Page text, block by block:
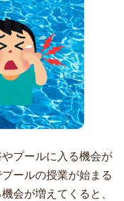
プールに入る機会が
ールの授業が始まる
会が増えてくると、